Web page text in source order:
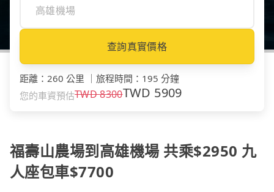
查詢真實價格
距離 ： 260 公里 旅程時間 ： 195 分鐘
您的車資預估TWD8300TWD 5909
福壽山農場到高雄機場 共乘$2950 九
人座包車$7700